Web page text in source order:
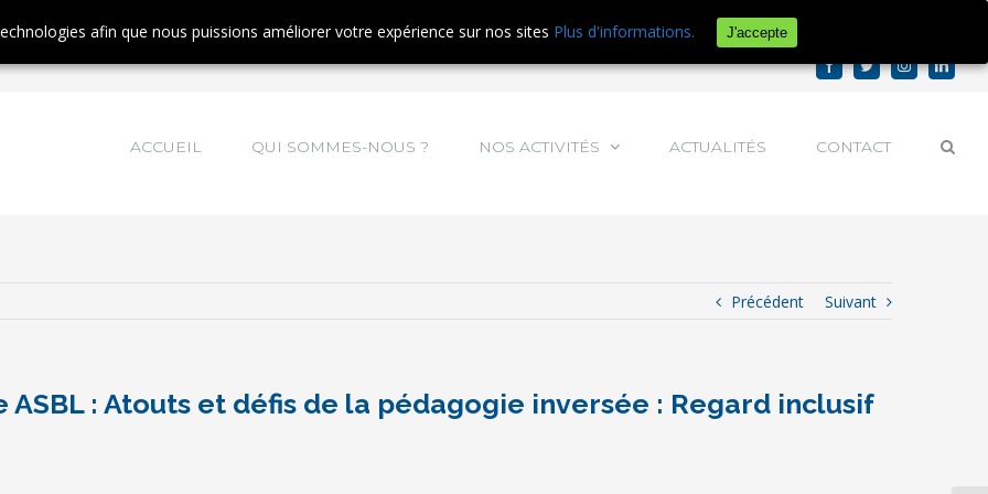
En savoir plus ou s'opposer.
FacebookTwitterInstagram
ACCUEIL QUI SOMMES-NOUS ? NOS ACTIVITÉS ACTUALITÉS CONTACT
Précédent Suivant
: Atouts et défis de la pédagogie inversée : Regard inclusif
afin que nous puissions améliorer votre expérience sur nos sites Plus d'informations. J'accepte